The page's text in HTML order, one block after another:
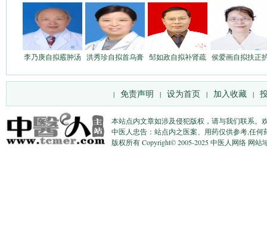
李乃庚自拟霰肿汤 洪秀珍自拟首乌膏 邹如政自拟补肾疏 侯爱画自拟扶正
| 免责声明 | 设为首页 | 加入收藏 |
本站点内文章如涉及侵犯版权，请与我们联系。
中医人忠告：站点内之医案、用药仅供参考,任
版权所有 Copyright© 2005-2025 中医人网络 网站